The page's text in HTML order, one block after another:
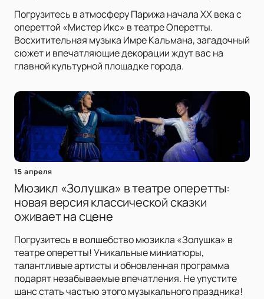
Погрузитесь в атмосферу Парижа начала XX века с
опереттой «Мистер Икс» в театре Оперетты.
Восхитительная музыка Имре Кальмана, загадочный
сюжет и впечатляющие декорации ждут вас на
главной культурной площадке города.
15 апреля
Мюзикл «Золушка» в театре оперетты:
новая версия классической сказки
оживает на сцене
Погрузитесь в волшебство мюзикла «Золушка» в
театре оперетты! Уникальные миниатюры,
талантливые артисты и обновленная программа
подарят незабываемые впечатления. Не упустите
шанс стать частью этого музыкального праздника!